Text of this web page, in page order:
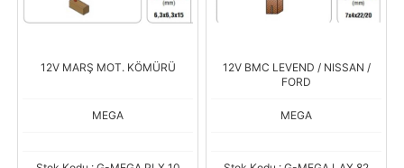
12V MARŞ MOT. KÖMÜRÜ
MEGA
12V BMC LEVEND / NISSAN /
FORD
MEGA